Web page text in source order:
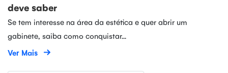
deve saber
Se tem interesse na área da estética e quer abrir um
gabinete, saiba como conquistar...
Ver Mais